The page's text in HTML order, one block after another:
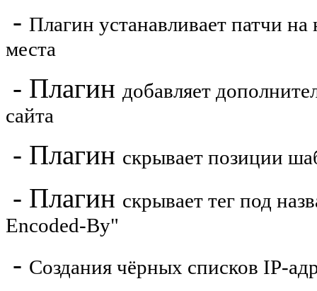
- Плагин устанавливает патчи
места
- Плагин добавляет
сайта
- Плагин скрывает позиции
- Плагин скрывает тег под
Encoded-By"
- Создания чёрных списков IP-